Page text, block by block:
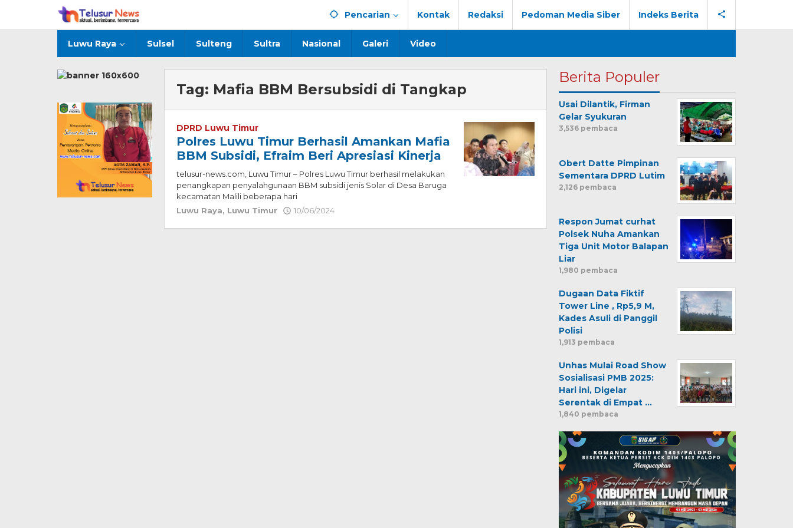
konten
Pencarian Kontak Redaksi Pedoman Media Siber Indeks Berita
Luwu Raya Sulsel Sulteng Sultra Nasional Galeri Video
Tag: Mafia BBM Bersubsidi di Tangkap
DPRD Luwu Timur
Polres Luwu Timur Berhasil Amankan Mafia
BBM Subsidi, Efraim Beri Apresiasi Kinerja
telusur-news.com, Luwu Timur – Polres Luwu Timur berhasil melakukan
penangkapan penyalahgunaan BBM subsidi jenis Solar di Desa Baruga
kecamatan Malili beberapa hari
Luwu Raya, Luwu Timur 10/06/2024
Berita Populer
Usai Dilantik, Firman
Gelar Syukuran
3,536 pembaca
Obert Datte Pimpinan
Sementara DPRD Lutim
2,126 pembaca
Respon Jumat curhat
Polsek Nuha Amankan
Tiga Unit Motor Balapan
Liar
1,980 pembaca
Dugaan Data Fiktif
Tower Line , Rp5,9 M,
Kades Asuli di Panggil
Polisi
1,913 pembaca
Unhas Mulai Road Show
Sosialisasi PMB 2025:
Hari ini, Digelar
Serentak di Empat …
1,840 pembaca